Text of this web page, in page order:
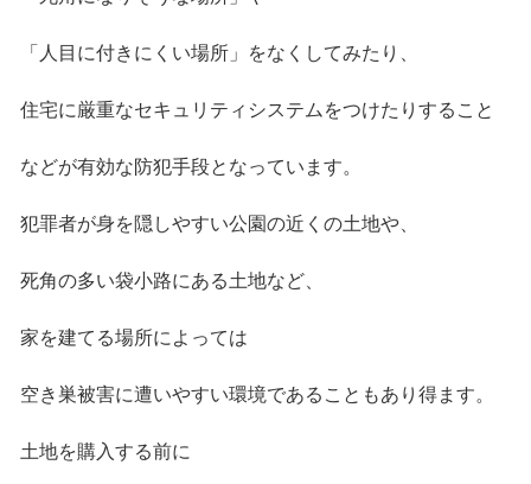
「人目に付きにくい場所」をなくしてみたり、
住宅に厳重なセキュリティシステムをつけたりすること
などが有効な防犯手段となっています。
犯罪者が身を隠しやすい公園の近くの土地や、
死角の多い袋小路にある土地など、
家を建てる場所によっては
空き巣被害に遭いやすい環境であることもあり得ます。
土地を購入する前に